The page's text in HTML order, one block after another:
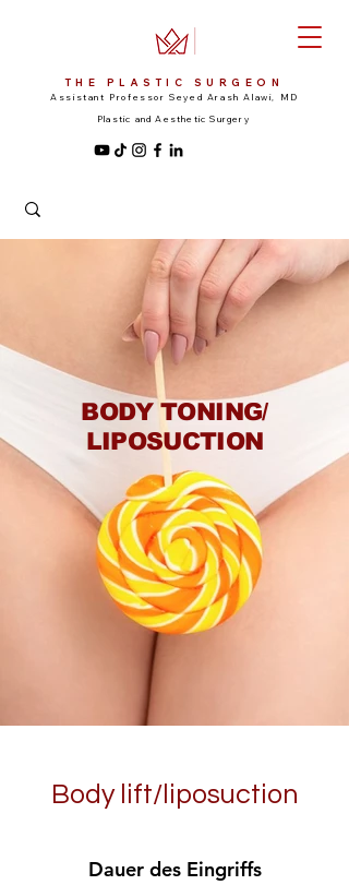
THE PLASTIC SURGEON
Assistant Professor Seyed Arash Alawi, MD
Plastic and Aesthetic Surgery
BODY TONING/
LIPOSUCTION
Body lift/liposuction
Dauer des Eingriffs